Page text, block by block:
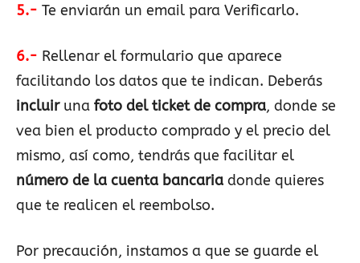
5.- Te enviarán un email para Verificarlo.
6.- Rellenar el formulario que aparece
facilitando los datos que te indican. Deberás
incluiruna foto del ticket de compra, donde se
vea bien el producto comprado y el precio del
mismo, así como, tendrás que facilitar el
número de la cuenta bancaria donde quieres
que te realicen el reembolso.
Por precaución, instamos a que se guarde el